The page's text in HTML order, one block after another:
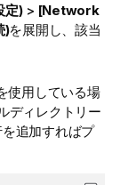
定)> [Network
)を展開し、該当
使用している場
ディレクトリー
追加すればプ